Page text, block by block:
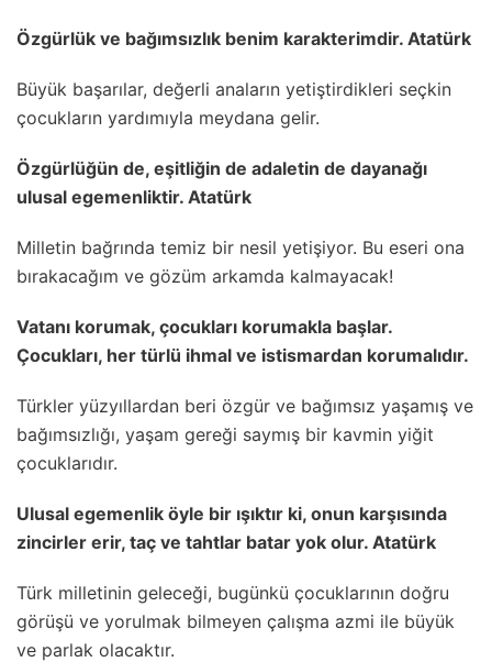
Özgürlük ve bağımsızlık benim karakterimdir. Atatürk
Büyük başarılar, değerli anaların yetiştirdikleri seçkin
çocukların yardımıyla meydana gelir.
Özgürlüğün de, eşitliğin de adaletin de dayanağı
ulusal egemenliktir. Atatürk
Milletin bağrında temiz bir nesil yetişiyor. Bu eseri ona
bırakacağım ve gözüm arkamda kalmayacak!
Vatanı korumak, çocukları korumakla başlar.
Çocukları, her türlü ihmal ve istismardan korumalıdır.
Türkler yüzyıllardan beri özgür ve bağımsız yaşamış ve
bağımsızlığı, yaşam gereği saymış bir kavmin yiğit
çocuklarıdır.
Ulusal egemenlik öyle bir ışıktır ki, onun karşısında
zincirler erir, taç ve tahtlar batar yok olur. Atatürk
Türk milletinin geleceği, bugünkü çocuklarının doğru
görüşü ve yorulmak bilmeyen çalışma azmi ile büyük
ve parlak olacaktır.